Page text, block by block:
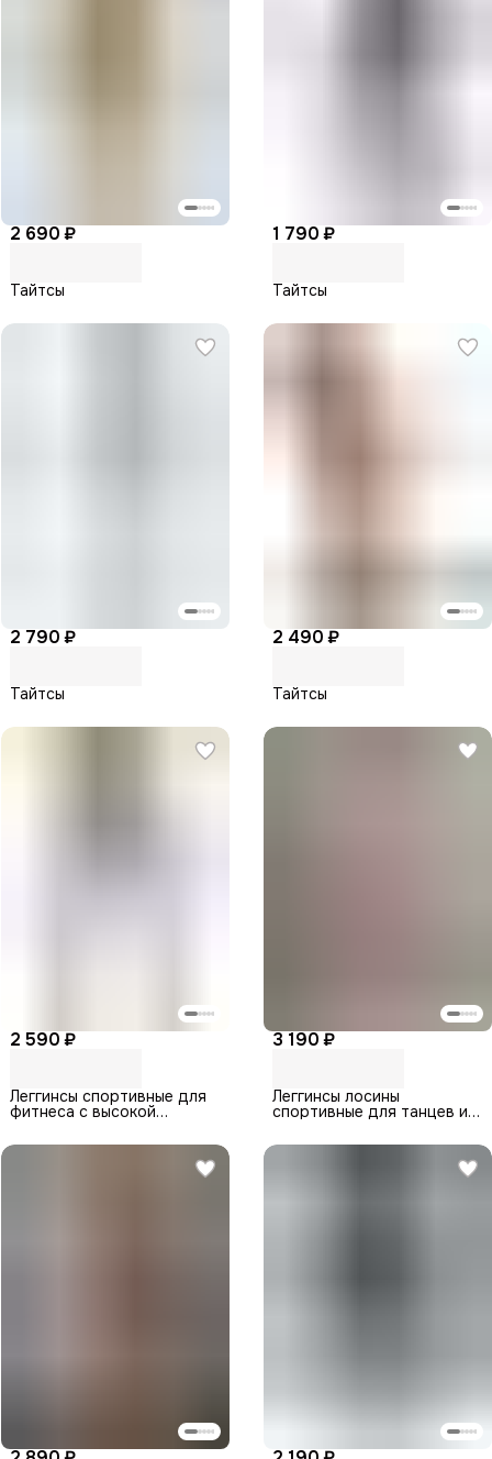
2 690 ₽
Тайтсы
1 790 ₽
Тайтсы
2 790 ₽
Тайтсы
2 490 ₽
Тайтсы
2 590 ₽
Леггинсы спортивные для
фитнеса с высокой
3 190 ₽
Леггинсы лосины
спортивные для танцев и